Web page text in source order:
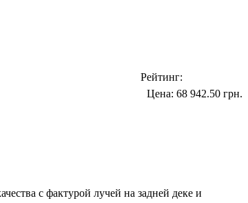
Рейтинг:
Цена: 68 942.50 грн.
с фактурой лучей на задней деке и